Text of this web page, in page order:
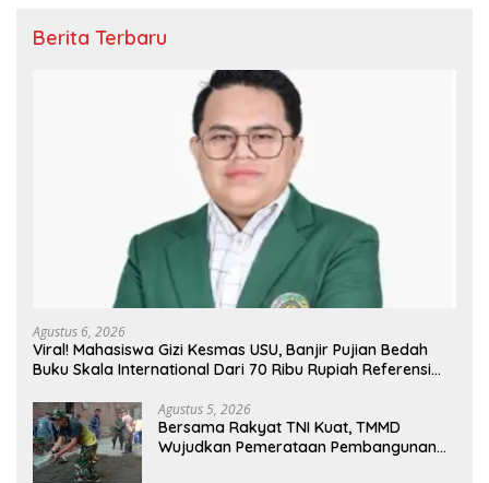
Berita Terbaru
Agustus 6, 2026
Viral! Mahasiswa Gizi Kesmas USU, Banjir Pujian Bedah
Buku Skala International Dari 70 Ribu Rupiah Referensi
Agustus 5, 2026
Bersama Rakyat TNI Kuat, TMMD
Wujudkan Pemerataan Pembangunan